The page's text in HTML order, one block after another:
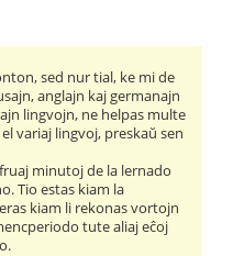
sed nur tial, ke mi de
anglajn kaj germanajn
lingvojn, ne helpas multe
variaj lingvoj, preskaŭ sen
minutoj de la lernado
Tio estas kiam la
kiam li rekonas vortojn
tute aliaj eĉoj